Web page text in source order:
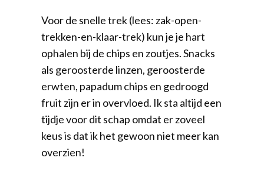
Voor de snelle trek (lees: zak-open-
trekken-en-klaar-trek) kun je je hart
ophalen bij de chips en zoutjes. Snacks
als geroosterde linzen, geroosterde
erwten, papadum chips en gedroogd
fruit zijn er in overvloed. Ik sta altijd een
tijdje voor dit schap omdat er zoveel
keus is dat ik het gewoon niet meer kan
overzien!